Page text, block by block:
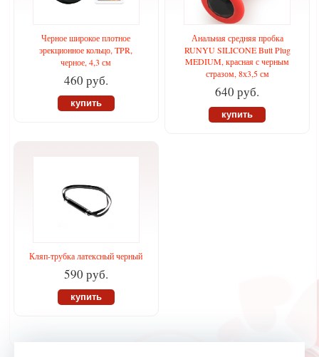
Черное широкое плотное
эрекционное кольцо, TPR,
черное, 4,3 см
460 руб.
купить
Анальная средняя пробка
RUNYU SILICONE Butt Plug
MEDIUM, красная с черным
стразом, 8х3,5 см
640 руб.
купить
Кляп-трубка латексный черный
590 руб.
купить